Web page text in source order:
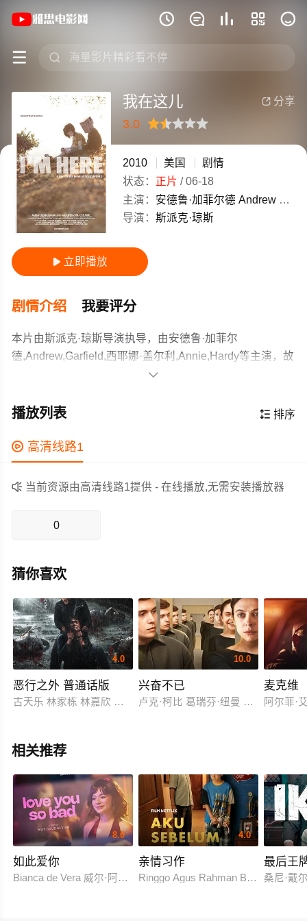
    
 
《我在这儿》(2010)美国英语高清电影
 分享
我在这儿
3.0
很差
较差 推荐力荐
2010 美国
剧情
状态： 正片 /06-18
主演： 安德鲁·加菲尔德 Andrew
导演： 斯派克·琼斯
 立即播放
剧情介绍 我要评分
本片由斯派克·琼斯导演执导，由安德鲁·加菲尔
德,Andrew,Garfield,西耶娜·盖尔利,Annie,Hardy等主演，故
事情节跌岩起伏、扣人心弦，领广大剧情片爱好者和观众
人（安德鲁·加菲尔德 Andrew Garfield饰）原本过着井井有
人（西耶娜·盖尔利 Sienna Guillory饰），爱情的火花被瞬
间点燃了。
作为一部 上映的剧情电影，在当期同类题材影片中具有一
定的看点，在演员表现和剧情架构上也都有不错的亮点，
剧情紧凑，角色塑造鲜明，适合喜欢剧情类电影的观众观

 排序
播放列表
 高清线路1
 当前资源由高清线路1提供 - 在线播放,无需安装播放器
0
猜你喜欢
4.0
恶行之外 普通话版
古天乐 林家栋 林嘉欣 张继聪 王敏奕 车婉婉 孙佳君 林家熙 杨
10.0
兴奋不已
卢克·柯比 葛瑞芬·纽曼 蓓尔·波利
麦克维
阿尔菲·
相关推荐
8.0
如此爱你
Bianca de Vera 威尔·阿什利·德莱昂
4.0
亲情习作
Ringgo Agus Rahman Bima Sena
最后王
桑尼·戴